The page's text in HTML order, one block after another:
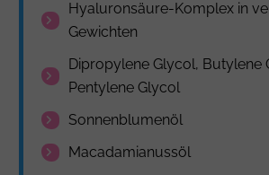
Hyaluronsäure-Komplex in
Gewichten
Dipropylene Glycol, Butylene
Pentylene Glycol
Sonnenblumenöl
Macadamianussöl